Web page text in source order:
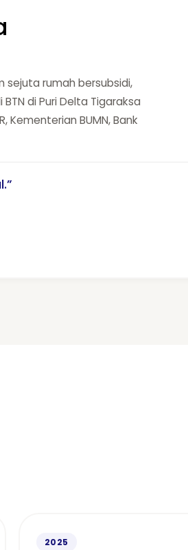
sejuta rumah bersubsidi,
di Puri Delta Tigaraksa
Kementerian BUMN, Bank
2025